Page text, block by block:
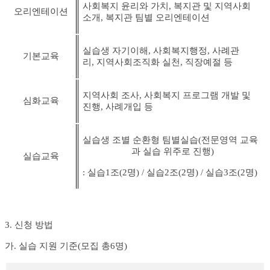
오리엔테이션
사회복지 윤리와 가치 , 복지관 및 지역사회
소개 , 복지관 팀별 오리엔테이션
기본교육
실습생 자기이해 , 사회복지행정, 사례관
리 , 지역사회조직화 실천 , 직장예절 등
심화교육
지역사회 조사, 사회복지 프로그램 개발 및
진행, 사례개입 등
실습교육
실습생 조별 순환형 팀별실습(전문영역 교육
과 실습 위주로 진행)
: 실습1조(2명) / 실습2조(2명) / 실습3조(2명)
3. 신청 방법
가. 실습 지원 기준(모집 총6명)